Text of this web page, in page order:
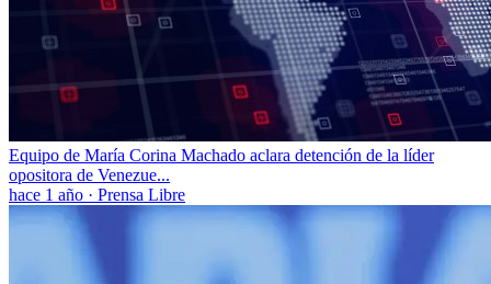
Equipo de María Corina Machado aclara detención de la líder
opositora de Venezue...
hace 1 año · Prensa Libre